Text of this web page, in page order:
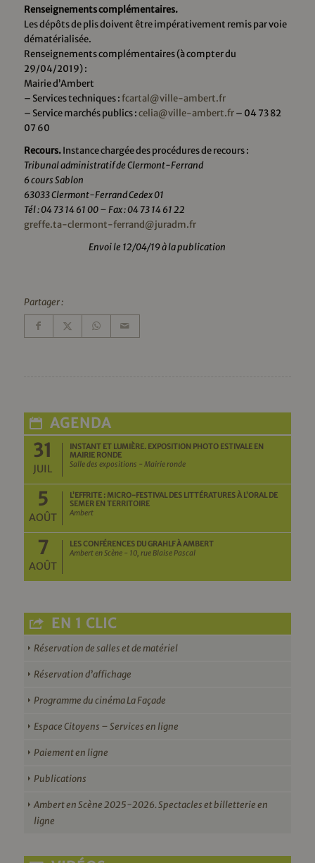
Renseignements complémentaires.
Les dépôts de plis doivent être impérativement remis par voie
dématérialisée.
Renseignements complémentaires (à compter du
29/04/2019) :
Mairie d’Ambert
– Services techniques :fcartal@ville-ambert.fr
– Service marchés publics :celia@ville-ambert.fr– 04 73 82
07 60
Recours.Instance chargée des procédures de recours :
Tribunal administratif de Clermont-Ferrand
6 cours Sablon
63033 Clermont-Ferrand Cedex 01
Tél : 04 73 14 61 00 – Fax : 04 73 14 61 22
greffe.ta-clermont-ferrand@juradm.fr
Envoi le 12/04/19 à la publication
Partager :
AGENDA
31
JUIL
INSTANT ET LUMIÈRE. EXPOSITION PHOTO ESTIVALE EN
MAIRIE RONDE
Salle des expositions - Mairie ronde
5
AOÛT
L’EFFRITE : MICRO-FESTIVAL DES LITTÉRATURES À L’ORAL DE
SEMER EN TERRITOIRE
Ambert
7
AOÛT
LES CONFÉRENCES DU GRAHLF À AMBERT
Ambert en Scène - 10, rue Blaise Pascal
EN 1 CLIC
Réservation de salles et de matériel
Réservation d’affichage
Programme du cinéma La Façade
Espace Citoyens – Services en ligne
Paiement en ligne
Publications
Ambert en Scène 2025-2026. Spectacles et billetterie en
ligne